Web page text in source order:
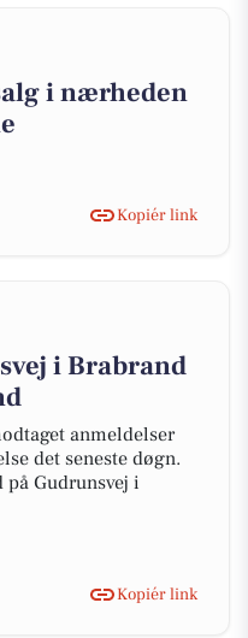
i nærheden
Kopiér link
i Brabrand
anmeldelser
det seneste døgn.
på Gudrunsvej i
Kopiér link